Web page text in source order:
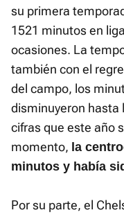
su primera
1521 minutos en
ocasiones. La
también con el
del campo, los
disminuyeron hasta
cifras que este año
momento, la
minutos y había
Por su parte, el